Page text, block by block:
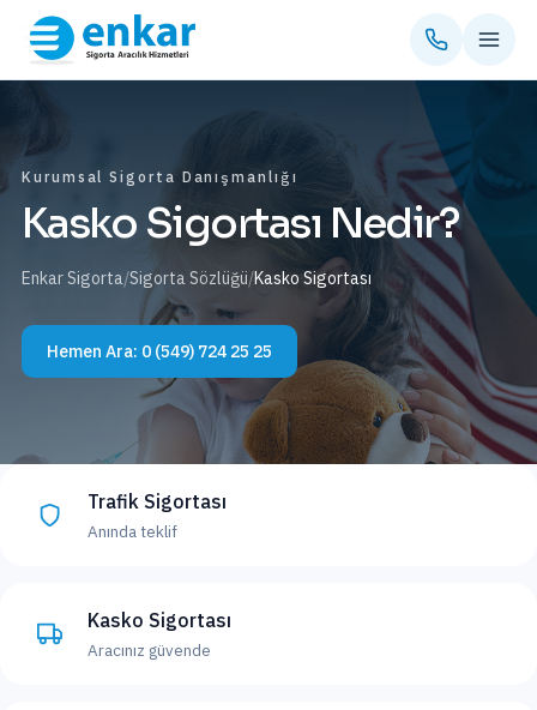
Kurumsal Sigorta Danışmanlığı
Kasko Sigortası Nedir?
Enkar Sigorta/Sigorta Sözlüğü/Kasko Sigortası
Hemen Ara: 0 (549) 724 25 25
Trafik Sigortası
Anında teklif
Kasko Sigortası
Aracınız güvende